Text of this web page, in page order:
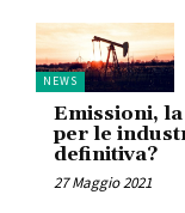
NEWS
Emissioni,
per le
definitiva?
27 Maggio 2021